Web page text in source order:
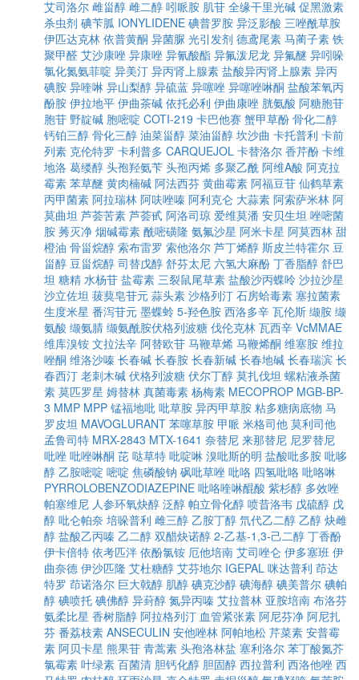
艾司洛尔 雌甾醇 雌二醇 吲哌胺 肌苷 全缘干里光碱 促黑激素
杀虫剂 碘苄胍 IONYLIDENE 碘普罗胺 异泛影酸 三唑酰草胺
伊匹达克林 依普黄酮 异菌脲 光引发剂 德鸢尾素 马蔺子素 铁
聚甲醛 艾沙康唑 异康唑 异氰酸酯 异氟泼尼龙 异氟醚 异吲哚
氯化氮氨菲啶 异美汀 异丙肾上腺素 盐酸异丙肾上腺素 异丙
碘胺 异喹啉 异山梨醇 异硫蓝 异噻唑 异噻唑啉酮 盐酸苯氧丙
酚胺 伊拉地平 伊曲茶碱 依托必利 伊曲康唑 胱氨酸 阿糖胞苷
胞苷 野靛碱 胞嘧啶 COTI-219 卡巴他赛 蟹甲草酚 骨化二醇
钙铂三醇 骨化三醇 油菜甾醇 菜油甾醇 坎沙曲 卡托普利 卡前
列素 克伦特罗 卡利普多 CARQUEJOL 卡替洛尔 香芹酚 卡维
地洛 葛缕醇 头孢羟氨苄 头孢丙烯 多聚乙酰 阿维A酸 阿克拉
霉素 苯草醚 黄肉楠碱 阿法西芬 黄曲霉素 阿福豆苷 仙鹤草素
丙甲菌素 阿拉瑞林 阿呋唑嗪 阿利克仑 大蒜素 阿索萨米林 阿
莫曲坦 芦荟苦素 芦荟甙 阿洛司琼 爱维莫潘 安贝生坦 唑嘧菌
胺 莠灭净 烟碱霉素 酰嘧磺隆 氨氟沙星 阿米卡星 阿莫西林 甜
橙油 骨甾烷醇 索布雷罗 索他洛尔 芦丁烯醇 斯皮兰特霍尔 豆
甾醇 豆甾烷醇 司替戊醇 舒芬太尼 六氢大麻酚 丁香脂醇 舒巴
坦 糖精 水杨苷 盐霉素 三裂鼠尾草素 盐酸沙丙蝶呤 沙拉沙星
沙立佐坦 菝葜皂苷元 蒜头素 沙格列汀 石房蛤毒素 塞拉菌素
生度米星 番泻苷元 墨蝶蛉 5-羟色胺 西洛多辛 瓦伦斯 缬胺 缬
氨酸 缬氨腈 缬氨酰胺伏格列波糖 伐伦克林 瓦西辛 VcMMAE
维库溴铵 文拉法辛 阿替欧苷 马鞭草烯 马鞭烯酮 维塞胺 维拉
唑酮 维洛沙嗪 长春碱 长春胺 长春新碱 长春地碱 长春瑞滨 长
春西汀 老刺木碱 伏格列波糖 伏尔丁醇 莫扎伐坦 螺粘液杀菌
素 莫匹罗星 姆替林 真菌毒素 杨梅素 MECOPROP MGB-BP-
3 MMP MPP 锰福地吡 吡草胺 异丙甲草胺 粘多糖病底物 马
罗皮坦 MAVOGLURANT 苯噻草胺 甲哌 米格司他 莫利司他
孟鲁司特 MRX-2843 MTX-1641 奈替尼 来那替尼 尼罗替尼
吡唑 吡唑啉酮 芘 哒草特 吡啶啉 溴吡斯的明 盐酸吡多胺 吡哆
醇 乙胺嘧啶 嘧啶 焦磷酸钠 砜吡草唑 吡咯 四氢吡咯 吡咯啉
PYRROLOBENZODIAZEPINE 吡咯喹啉醌酸 紫杉醇 多效唑
帕塞维尼 人参环氧炔醇 泛醇 帕立骨化醇 喷昔洛韦 戊硫醇 戊
醇 吡仑帕奈 培哚普利 雌三醇 乙胺丁醇 氘代乙二醇 乙醇 炔雌
醇 盐酸乙丙嗪 乙二醇 双醋炔诺醇 2-乙基-1,3-己二醇 丁香酚
伊卡倍特 依考匹泮 依酚氯铵 厄他培南 艾司唑仑 伊多塞班 伊
曲奈德 伊沙匹隆 艾杜糖醇 艾芬地尔 IGEPAL 咪达普利 茚达
特罗 茚诺洛尔 巨大戟醇 肌醇 碘克沙醇 碘海醇 碘美普尔 碘帕
醇 碘喷托 碘佛醇 异葑醇 氮异丙嗪 艾拉普林 亚胺培南 布洛芬
氨柔比星 香树脂醇 阿拉格列汀 血管紧张素 阿尼芬净 阿尼扎
芬 番荔枝素 ANSECULIN 安他唑林 阿帕地松 芹菜素 安普霉
素 阿贝卡星 熊果苷 青蒿素 头孢洛林盐 塞利洛尔 苯丁酸氮芥
氯霉素 叶绿素 百菌清 胆钙化醇 胆固醇 西拉普利 西洛他唑 西